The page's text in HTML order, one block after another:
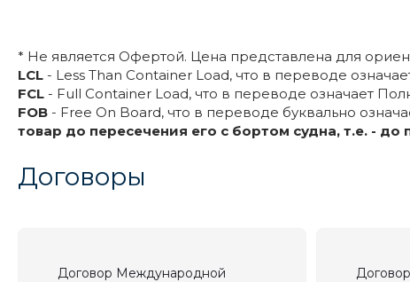
* Не является Офертой. Цена представлена для
LCL - Less Than Container Load, что в переводе
FCL - Full Container Load, что в переводе означает
FOB - Free On Board, что в переводе буквально
товар до пересечения его с бортом судна, т.е. - до
Договоры
Договор Международной